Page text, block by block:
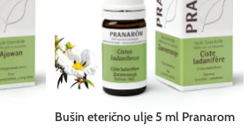
Bušin eterično ulje 5 ml Pranarom